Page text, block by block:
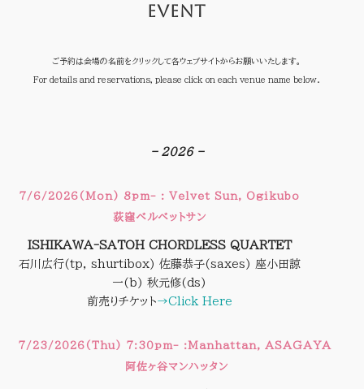
EVENT
ご予約は会場の名前をクリックして各ウェブサイトからお願いいたします。
For details and reservations, please click on each venue name below.
– 2026 –
7/6/2026(Mon) 8pm- : Velvet Sun, Ogikubo
荻窪ベルベットサン
ISHIKAWA-SATOH CHORDLESS QUARTET
石川広行(tp, shurtibox) 佐藤恭子(saxes) 座小田諒
一(b) 秋元修(ds)
前売りチケット→Click Here
7/23/2026(Thu) 7:30pm- :Manhattan, ASAGAYA
阿佐ヶ谷マンハッタン